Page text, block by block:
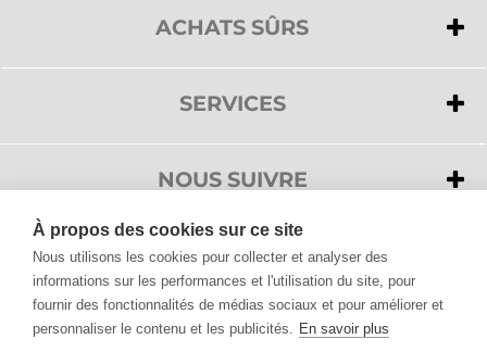
>Privacy
ACHATS SÛRS
>Livraison
SERVICES
>Demander un devis
>Accessibilité
NOUS SUIVRE
Tous les produits de Design, vous les trouvez sur Amoble.fr
Mobilier Design, Luminaires, Décorations pour la maison et meubles de jardin.
À propos des cookies sur ce site
Nous utilisons les cookies pour collecter et analyser des
informations sur les performances et l'utilisation du site, pour
fournir des fonctionnalités de médias sociaux et pour améliorer et
personnaliser le contenu et les publicités. En savoir plus